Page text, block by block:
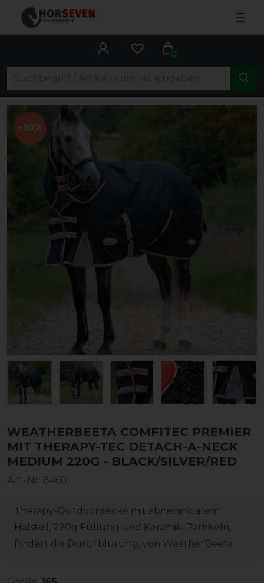
☰
0
-10%
WEATHERBEETA COMFITEC PREMIER
MIT THERAPY-TEC DETACH-A-NECK
MEDIUM 220G - BLACK/SILVER/RED
Art.-Nr: 8460
Therapy-Outdoordecke mit abnehmbarem
Halsteil, 220g Füllung und Keramik-Partikeln,
fördert die Durchblutung, von WeatherBeeta.